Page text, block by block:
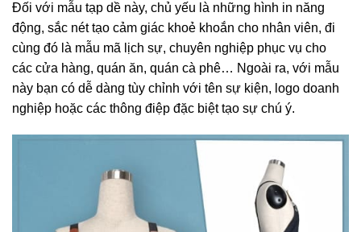
Đối với mẫu tạp dề này, chủ yếu là những hình in năng
động, sắc nét tạo cảm giác khoẻ khoắn cho nhân viên, đi
cùng đó là mẫu mã lịch sự, chuyên nghiệp phục vụ cho
các cửa hàng, quán ăn, quán cà phê… Ngoài ra, với mẫu
này bạn có dễ dàng tùy chỉnh với tên sự kiện, logo doanh
nghiệp hoặc các thông điệp đặc biệt tạo sự chú ý.